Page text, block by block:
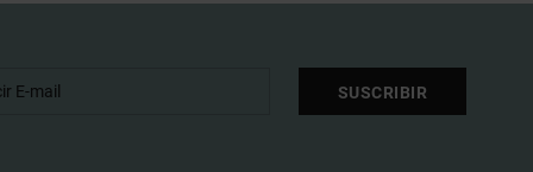
SUSCRIBIR